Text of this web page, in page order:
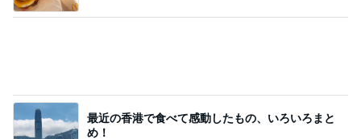
救急車で待たされたと怒る息子